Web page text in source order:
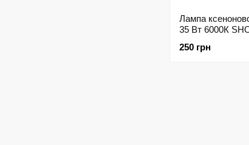
Лампа
35 Вт 6000К
250 грн